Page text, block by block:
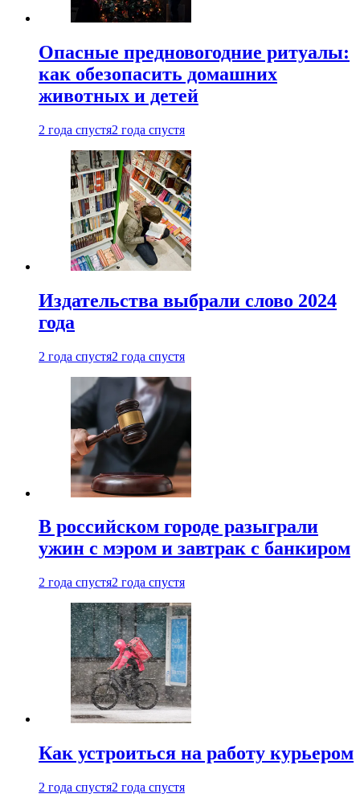
Опасные предновогодние ритуалы:
как обезопасить домашних
животных и детей
2 года спустя2 года спустя
Издательства выбрали слово 2024
года
2 года спустя2 года спустя
В российском городе разыграли
ужин с мэром и завтрак с банкиром
2 года спустя2 года спустя
Как устроиться на работу курьером
2 года спустя2 года спустя